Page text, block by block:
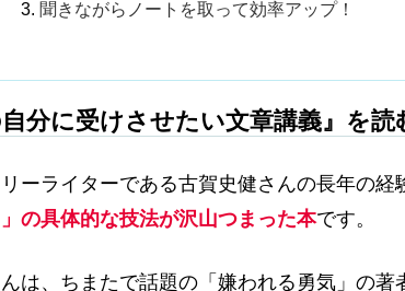
聞きながらノートを取って効率アップ！
自分に受けさせたい文章講義』を読
ーライターである古賀史健さんの長年の
」の具体的な技法が沢山つまった本です。
は、ちまたで話題の「嫌われる勇気」の著